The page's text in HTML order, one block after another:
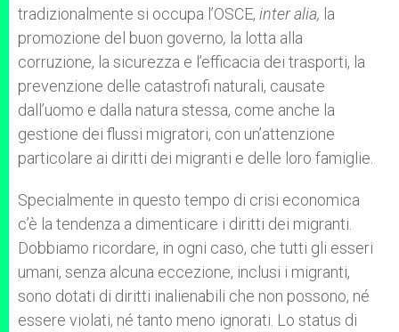
tradizionalmente si occupa l’OSCE, inter alia, la
promozione del buon governo, la lotta alla
corruzione, la sicurezza e l’efficacia dei trasporti, la
prevenzione delle catastrofi naturali, causate
dall’uomo e dalla natura stessa, come anche la
gestione dei flussi migratori, con un’attenzione
particolare ai diritti dei migranti e delle loro famiglie.
Specialmente in questo tempo di crisi economica
c’è la tendenza a dimenticare i diritti dei migranti.
Dobbiamo ricordare, in ogni caso, che tutti gli esseri
umani, senza alcuna eccezione, inclusi i migranti,
sono dotati di diritti inalienabili che non possono, né
essere violati, né tanto meno ignorati. Lo status di